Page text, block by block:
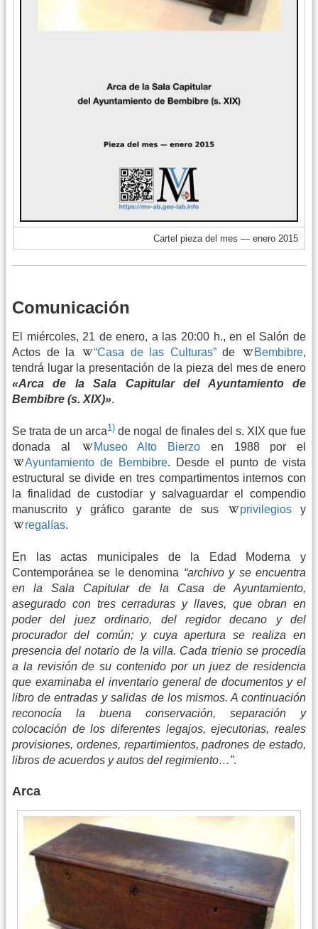
Cartel pieza del mes — enero 2015
Comunicación
El miércoles, 21 de enero, a las 20:00 h., en el Salón de
Actos de la
“Casa de las Culturas”de Bembibre,
tendrá lugar la presentación de la pieza del mes de enero
«Arca de la Sala Capitular del Ayuntamiento de
Bembibre (s. XIX)».
Se trata de un arca1) de nogal de finales del s. XIX que fue
donada al
Museo Alto Bierzo en 1988 por el
Ayuntamiento de Bembibre. Desde el punto de vista
estructural se divide en tres compartimentos internos con
la finalidad de custodiar y salvaguardar el compendio
manuscrito y gráfico garante de sus
privilegios y
regalías.
En las actas municipales de la Edad Moderna y
Contemporánea se le denomina “archivo y se encuentra
en la Sala Capitular de la Casa de Ayuntamiento,
asegurado con tres cerraduras y llaves, que obran en
poder del juez ordinario, del regidor decano y del
procurador del común; y cuya apertura se realiza en
presencia del notario de la villa. Cada trienio se procedía
a la revisión de su contenido por un juez de residencia
que examinaba el inventario general de documentos y el
libro de entradas y salidas de los mismos. A continuación
reconocía la buena conservación, separación y
colocación de los diferentes legajos, ejecutorias, reales
provisiones, ordenes, repartimientos, padrones de estado,
libros de acuerdos y autos del regimiento…”.
Arca